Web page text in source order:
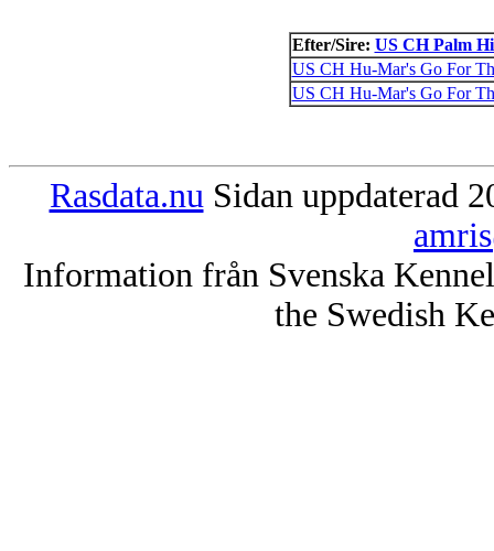
Efter/Sire: US CH Palm
US CH Hu-Mar's Go For
US CH Hu-Mar's Go For
Rasdata.nu Sidan uppdaterad
Information från Svenska
the Swedish